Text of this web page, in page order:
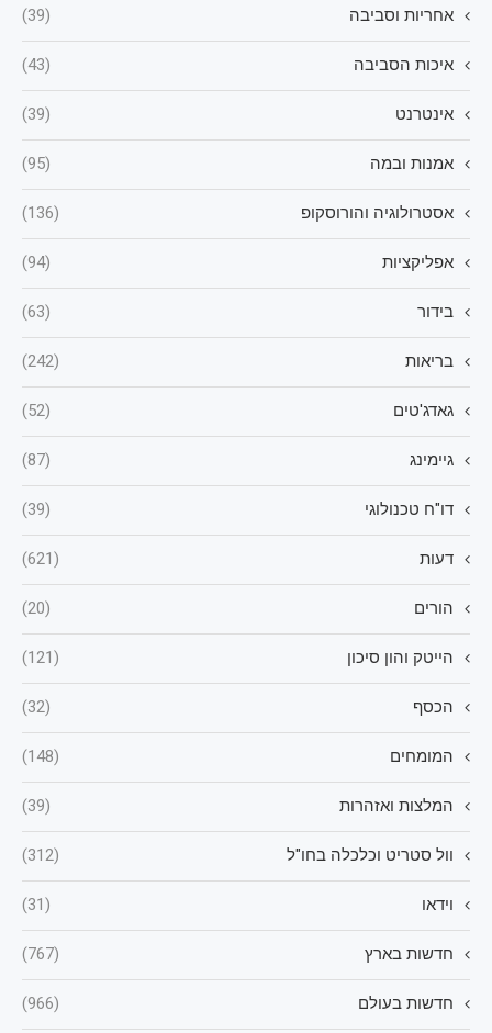
אחריות וסביבה (39)
איכות הסביבה (43)
אינטרנט (39)
אמנות ובמה (95)
אסטרולוגיה והורוסקופ (136)
אפליקציות (94)
בידור (63)
בריאות (242)
גאדג'טים (52)
גיימינג (87)
דו"ח טכנולוגי (39)
דעות (621)
הורים (20)
הייטק והון סיכון (121)
הכסף (32)
המומחים (148)
המלצות ואזהרות (39)
וול סטריט וכלכלה בחו"ל (312)
וידאו (31)
חדשות בארץ (767)
חדשות בעולם (966)